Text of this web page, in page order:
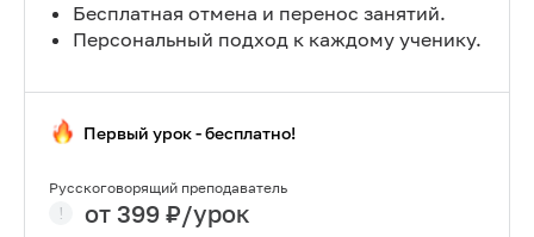
Бесплатная отмена и перенос занятий.
Персональный подход к каждому ученику.
Первый урок - бесплатно!
Русскоговорящий преподаватель
от 399 ₽/урок